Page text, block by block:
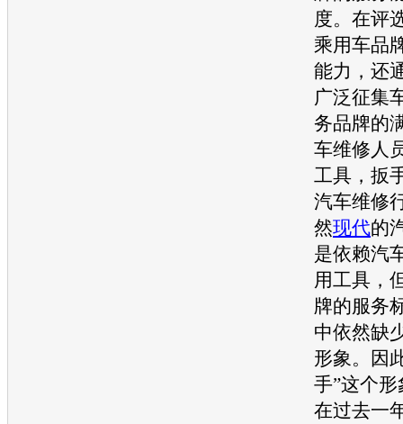
度。在评
乘用车品
能力，还
广泛征集
务品牌的
车维修人
工具，扳
汽车维修
然现代的
是依赖汽
用工具，
牌的服务
中依然缺
形象。因
手”这个
在过去一